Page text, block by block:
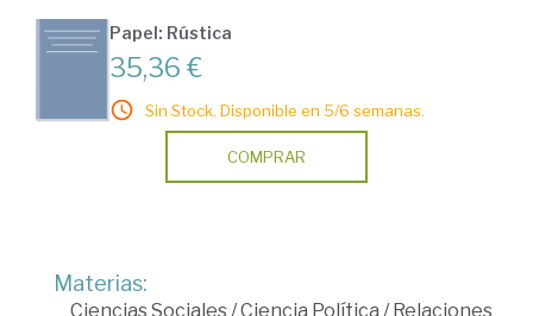
Papel: Rústica
35,36 €
Sin Stock. Disponible en 5/6 semanas.
COMPRAR
Materias:
Ciencias Sociales/Ciencia Política /Relaciones